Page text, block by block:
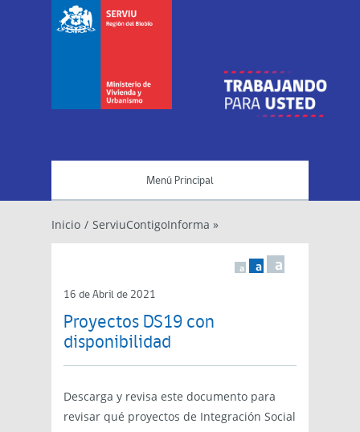
Menú Principal
Inicio / ServiuContigoInforma »
a a a
16 de Abril de 2021
Proyectos DS19 con
disponibilidad
Descarga y revisa este documento para
revisar qué proyectos de Integración Social